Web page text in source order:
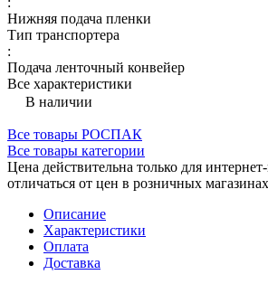
Нижняя подача пленки
Тип транспортера
:
Подача ленточный конвейер
Все характеристики
В наличии
Все товары РОСПАК
Все товары категории
Цена действительна только для
отличаться от цен в розничных магазинах
Описание
Характеристики
Оплата
Доставка